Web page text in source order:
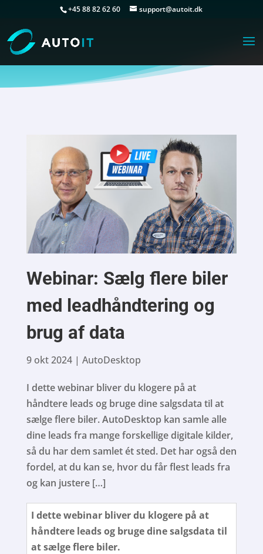
+45 88 82 62 60 support@autoit.dk
Webinar: Sælg flere biler
med leadhåndtering og
brug af data
9 okt 2024| AutoDesktop
I dette webinar bliver du klogere på at
håndtere leads og bruge dine salgsdata til at
sælge flere biler. AutoDesktop kan samle alle
dine leads fra mange forskellige digitale kilder,
så du har dem samlet ét sted. Det har også den
fordel, at du kan se, hvor du får flest leads fra
og kan justere […]
I dette webinar bliver du klogere på at
håndtere leads og bruge dine salgsdata til
at sælge flere biler.